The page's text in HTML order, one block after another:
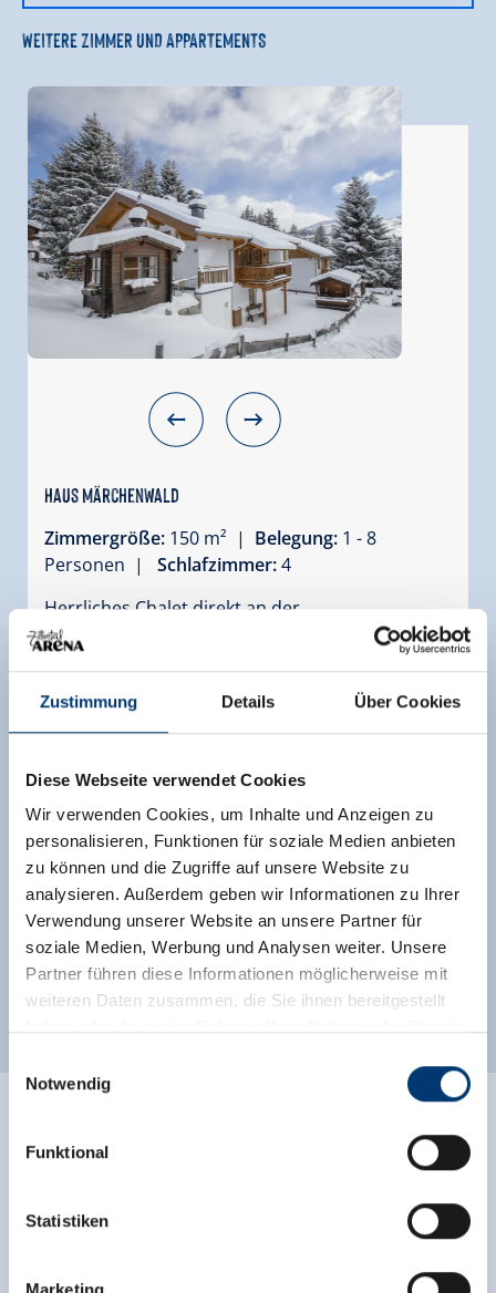
Zustimmung Details Über Cookies
Diese Webseite verwendet Cookies
Wir verwenden Cookies, um Inhalte und Anzeigen zu
personalisieren, Funktionen für soziale Medien anbieten
zu können und die Zugriffe auf unsere Website zu
analysieren. Außerdem geben wir Informationen zu Ihrer
Verwendung unserer Website an unsere Partner für
soziale Medien, Werbung und Analysen weiter. Unsere
Partner führen diese Informationen möglicherweise mit
weiteren Daten zusammen, die Sie ihnen bereitgestellt
Rohr 23// A-6280 Zell am Ziller
www.zillertalarena.com
Notwendig
Funktional
Statistiken
Marketing
WEITERE ZIMMER UND APPARTEMENTS
Haus Märchenwald
Zimmergröße: 150 m² | Belegung: 1 - 8
Personen |
Schlafzimmer:4
Herrliches Chalet direkt an der
Märchenwaldpiste! Im Haus Märchenwald
befinden sich 2 Wohnungen. Haus Märchenwald
182a West ist auf der rechten Seite des Chalets.
Dieses herrliche 5-Zimmer-Chalet, ca. 150m², mit
Balkon und Terrasse in Richtung Süden und
Genießen Sie die herrliche Aussicht auf die
Reichenspitzgruppe und den Plattenkogel.
Ausstattung
Verfügbarkeitskalender
Weitere Zimmer und Appartements